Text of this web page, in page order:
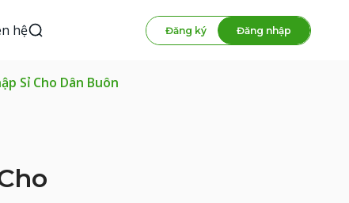
hệ Đăng ký Đăng nhập
Sỉ Cho Dân Buôn